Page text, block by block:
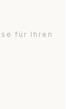
für Ihren